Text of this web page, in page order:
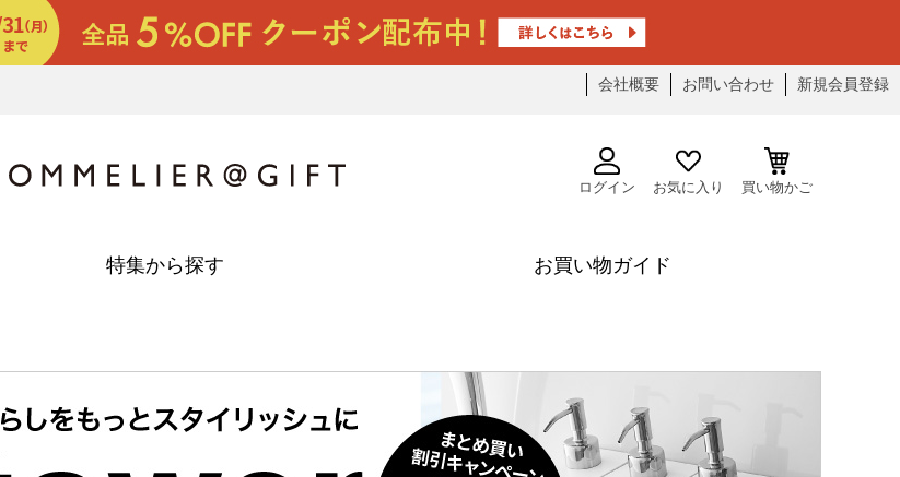
会社概要 お問い合わせ 新規会員登録
ログイン お気に入り 買い物かご
特集から探す お買い物ガイド